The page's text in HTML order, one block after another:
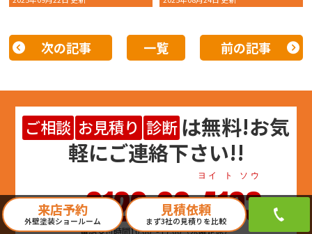
次の記事 一覧 前の記事
ご相談 お見積り 診断 は無料!お気
軽にご連絡下さい!!
0120-00-4103
ヨイ ト ソウ
電話受付時間10:00～17:00（水曜定休）
来店予約
外壁塗装ショールーム
見積依頼
まず3社の見積りを比較